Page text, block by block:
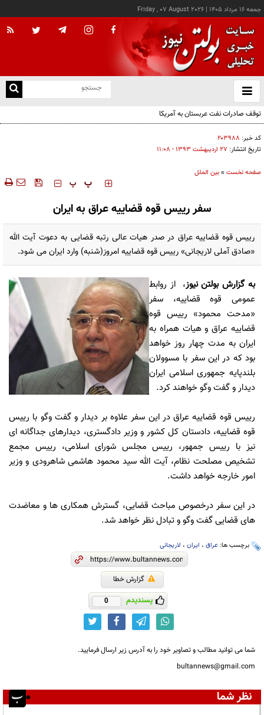
جمعه ۱۶ مرداد ۱۴۰۵ |
Friday , 07 August 2026
باز
و
توقف صادرات نفت عربستان به آمریکا
کد خبر: ۲۰۳۹۸۸
تاریخ انتشار: ۲۷ ارديبهشت ۱۳۹۳ - ۱۱:۰۸
صفحه نخست »بین الملل
‍‍‍ پ پ
سفر رییس قوه قضاییه عراق به ایران
رییس قوه قضاییه عراق در صدر هیات عالی رتبه قضایی به دعوت آیت الله
«صادق آملی لاریجانی» رییس قوه قضاییه امروز(شنبه) وارد ایران می شود.
به گزارشبولتن نیوز،از روابط
عمومی قوه قضاییه، سفر
«مدحت محمود» رییس قوه
قضاییه عراق و هیات همراه به
ایران به مدت چهار روز خواهد
بود که در این سفر با مسوولان
بلندپایه جمهوری اسلامی ایران
دیدار و گفت وگو خواهند کرد.
رییس قوه قضاییه عراق در این سفر علاوه بر دیدار و گفت وگو با رییس
قوه قضاییه، دادستان کل کشور و وزیر دادگستری، دیدارهای جداگانه ای
نیز با رییس جمهور، رییس مجلس شورای اسلامی، رییس مجمع
تشخیص مصلحت نظام، آیت الله سید محمود هاشمی شاهرودی و وزیر
امور خارجه خواهد داشت.
در این سفر درخصوص مباحث قضایی، گسترش همکاری ها و معاضدت
های قضایی گفت وگو و تبادل نظر خواهد شد.
برچسب ها: عراق ، ایران ، لاریجانی
گزارش خطا
پسندیدم 0
شما می توانید مطالب و تصاویر خود را به آدرس زیر ارسال فرمایید.
bultannews@gmail.com
نظر شما